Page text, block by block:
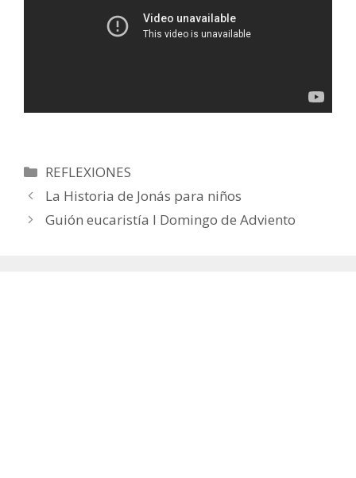
Categorías
REFLEXIONES
La Historia de Jonás para niños
Guión eucaristía I Domingo de Adviento